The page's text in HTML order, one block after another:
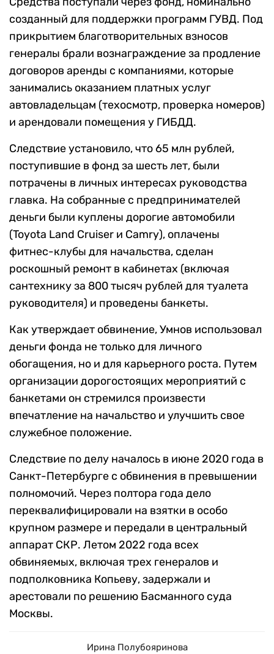
созданный для поддержки программ ГУВД. Под
прикрытием благотворительных взносов
генералы брали вознаграждение за продление
договоров аренды с компаниями, которые
занимались оказанием платных услуг
автовладельцам (техосмотр, проверка номеров)
и арендовали помещения у ГИБДД.
Следствие установило, что 65 млн рублей,
поступившие в фонд за шесть лет, были
потрачены в личных интересах руководства
главка. На собранные с предпринимателей
деньги были куплены дорогие автомобили
(Toyota Land Cruiser и Camry), оплачены
фитнес-клубы для начальства, сделан
роскошный ремонт в кабинетах (включая
сантехнику за 800 тысяч рублей для туалета
руководителя) и проведены банкеты.
Как утверждает обвинение, Умнов использовал
деньги фонда не только для личного
обогащения, но и для карьерного роста. Путем
организации дорогостоящих мероприятий с
банкетами он стремился произвести
впечатление на начальство и улучшить свое
служебное положение.
Следствие по делу началось в июне 2020 года в
Санкт-Петербурге с обвинения в превышении
полномочий. Через полтора года дело
переквалифицировали на взятки в особо
крупном размере и передали в центральный
аппарат СКР. Летом 2022 года всех
обвиняемых, включая трех генералов и
подполковника Копьеву, задержали и
арестовали по решению Басманного суда
Москвы.
Ирина Полубояринова